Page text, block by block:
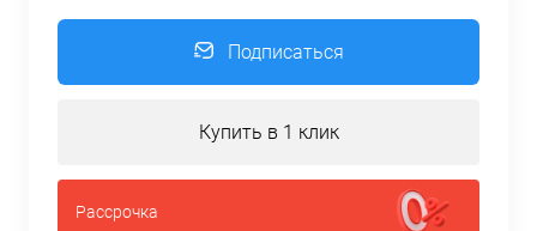
Подписаться
Купить в 1 клик
Рассрочка